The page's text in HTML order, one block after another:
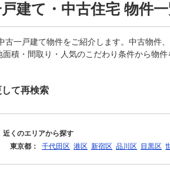
建て・中古住宅 物件
一戸建て物件をご紹介します。中古物件
積・間取り・人気のこだわり条件から物
て再検索
近くのエリアから探す
東京都：
千代田区 港区 新宿区 品川区 目黒区